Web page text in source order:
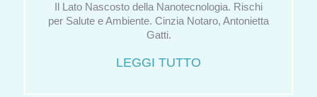
Il Lato Nascosto della Nanotecnologia. Rischi
per Salute e Ambiente. Cinzia Notaro, Antonietta
Gatti.
LEGGI TUTTO